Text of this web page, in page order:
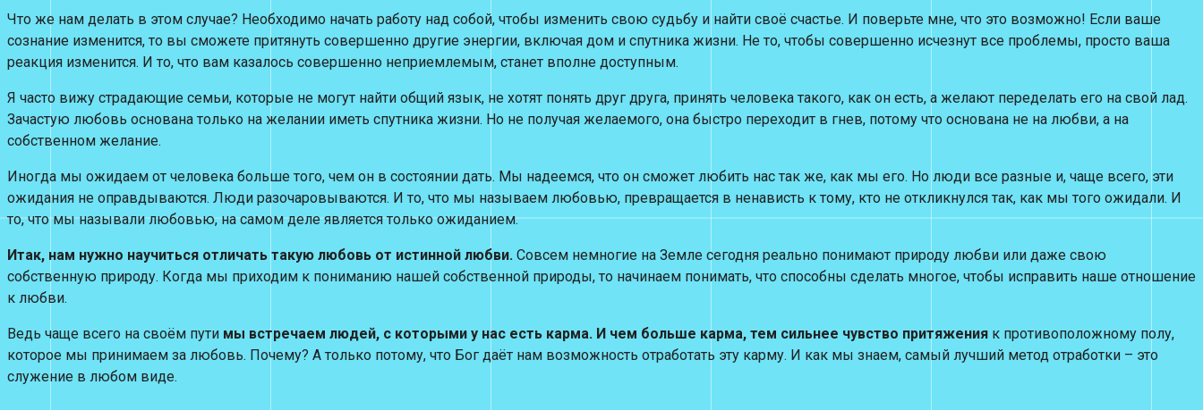
Что же нам делать в этом случае? Необходимо начать работу над собой, чтобы изменить свою судьбу и найти своё счастье. И поверьте мне, что это возможно! Если ваше
сознание изменится, то вы сможете притянуть совершенно другие энергии, включая дом и спутника жизни. Не то, чтобы совершенно исчезнут все проблемы, просто ваша
реакция изменится. И то, что вам казалось совершенно неприемлемым, станет вполне доступным.
Я часто вижу страдающие семьи, которые не могут найти общий язык, не хотят понять друг друга, принять человека такого, как он есть, а желают переделать его на свой лад.
Зачастую любовь основана только на желании иметь спутника жизни. Но не получая желаемого, она быстро переходит в гнев, потому что основана не на любви, а на
собственном желание.
Иногда мы ожидаем от человека больше того, чем он в состоянии дать. Мы надеемся, что он сможет любить нас так же, как мы его. Но люди все разные и, чаще всего, эти
ожидания не оправдываются. Люди разочаровываются. И то, что мы называем любовью, превращается в ненависть к тому, кто не откликнулся так, как мы того ожидали. И
то, что мы называли любовью, на самом деле является только ожиданием.
Итак, нам нужно научиться отличать такую любовь от истинной любви. Совсем немногие на Земле сегодня реально понимают природу любви или даже свою
собственную природу. Когда мы приходим к пониманию нашей собственной природы, то начинаем понимать, что способны сделать многое, чтобы исправить наше отношение
к любви.
Ведь чаще всего на своём пути мы встречаем людей, с которыми у нас есть карма. И чем больше карма, тем сильнее чувство притяжения к противоположному полу,
которое мы принимаем за любовь. Почему? А только потому, что Бог даёт нам возможность отработать эту карму. И как мы знаем, самый лучший метод отработки – это
служение в любом виде.